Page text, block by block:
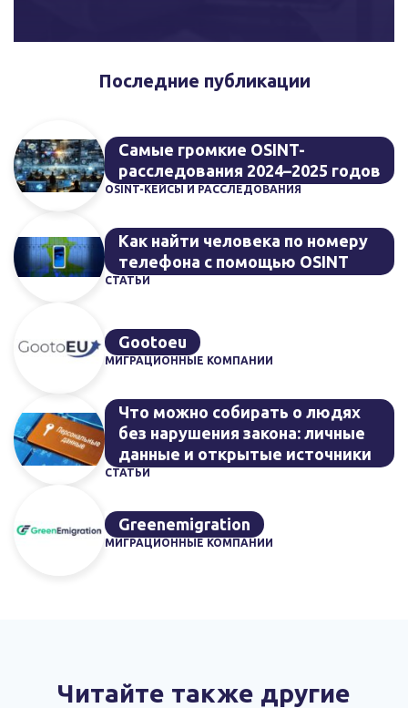
Последние публикации
Самые громкие OSINT-
расследования 2024–2025 годов
OSINT-КЕЙСЫ И РАССЛЕДОВАНИЯ
Как найти человека по номеру
телефона с помощью OSINT
СТАТЬИ
Gootoeu
МИГРАЦИОННЫЕ КОМПАНИИ
Что можно собирать о людях
без нарушения закона: личные
данные и открытые источники
СТАТЬИ
Greenemigration
МИГРАЦИОННЫЕ КОМПАНИИ
Читайте также другие